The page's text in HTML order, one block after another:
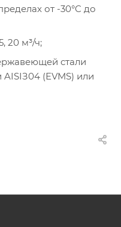
от -30°C до
20 м³/ч;
cтaли
AISIЗ04 (EVMS) или